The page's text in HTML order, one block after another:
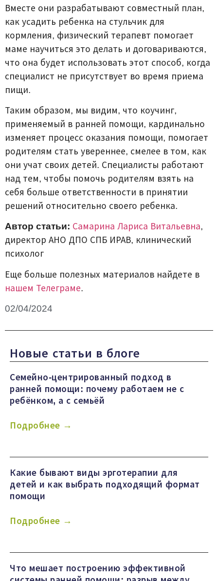
Вместе они разрабатывают совместный план,
как усадить ребенка на стульчик для
кормления, физический терапевт помогает
маме научиться это делать и договариваются,
что она будет использовать этот способ, когда
специалист не присутствует во время приема
пищи.
Таким образом, мы видим, что коучинг,
применяемый в ранней помощи, кардинально
изменяет процесс оказания помощи, помогает
родителям стать увереннее, смелее в том, как
они учат своих детей. Специалисты работают
над тем, чтобы помочь родителям взять на
себя больше ответственности в принятии
решений относительно своего ребенка.
Автор статьи: Самарина Лариса Витальевна,
директор АНО ДПО СПБ ИРАВ, клинический
психолог
Еще больше полезных материалов найдете в
нашем Телеграме.
02/04/2024
Новые статьи в блоге
Семейно-центрированный подход в
ранней помощи: почему работаем не с
ребёнком, а с семьёй
Подробнее →
Какие бывают виды эрготерапии для
детей и как выбрать подходящий формат
помощи
Подробнее →
Что мешает построению эффективной